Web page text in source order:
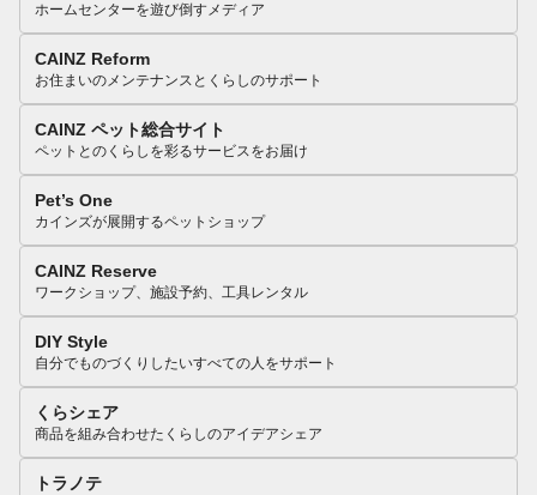
ホームセンターを遊び倒すメディア
CAINZ Reform
お住まいのメンテナンスとくらしのサポート
CAINZ ペット総合サイト
ペットとのくらしを彩るサービスをお届け
Pet’s One
カインズが展開するペットショップ
CAINZ Reserve
ワークショップ、施設予約、工具レンタル
DIY Style
自分でものづくりしたいすべての人をサポート
くらシェア
商品を組み合わせたくらしのアイデアシェア
トラノテ